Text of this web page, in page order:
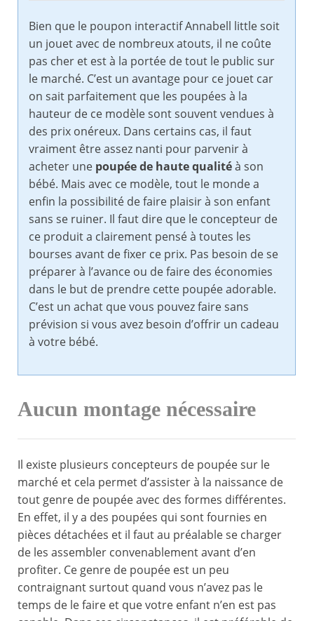
Bien que le poupon interactif Annabell little soit
un jouet avec de nombreux atouts, il ne coûte
pas cher et est à la portée de tout le public sur
le marché. C’est un avantage pour ce jouet car
on sait parfaitement que les poupées à la
hauteur de ce modèle sont souvent vendues à
des prix onéreux. Dans certains cas, il faut
vraiment être assez nanti pour parvenir à
acheter une poupée de haute qualitéà son
bébé. Mais avec ce modèle, tout le monde a
enfin la possibilité de faire plaisir à son enfant
sans se ruiner. Il faut dire que le concepteur de
ce produit a clairement pensé à toutes les
bourses avant de fixer ce prix. Pas besoin de se
préparer à l’avance ou de faire des économies
dans le but de prendre cette poupée adorable.
C’est un achat que vous pouvez faire sans
prévision si vous avez besoin d’offrir un cadeau
à votre bébé.
Aucun montage nécessaire
Il existe plusieurs concepteurs de poupée sur le
marché et cela permet d’assister à la naissance de
tout genre de poupée avec des formes différentes.
En effet, il y a des poupées qui sont fournies en
pièces détachées et il faut au préalable se charger
de les assembler convenablement avant d’en
profiter. Ce genre de poupée est un peu
contraignant surtout quand vous n’avez pas le
temps de le faire et que votre enfant n’en est pas